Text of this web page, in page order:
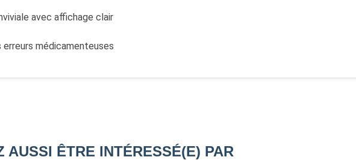
avec affichage clair
médicamenteuses
AUSSI ÊTRE INTÉRESSÉ(E) PAR